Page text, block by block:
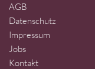
AGB
Datenschutz
Impressum
Jobs
Kontakt